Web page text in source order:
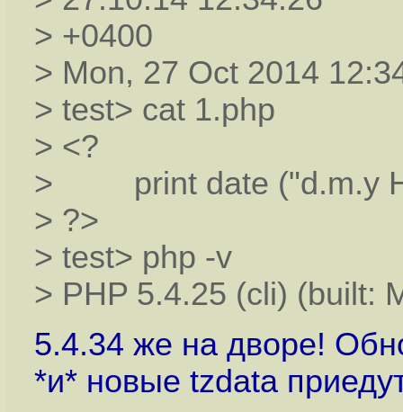
> +0400
> Mon, 27 Oct 2014
> test> cat 1.php
> <?
> print date ("d.m.y
> ?>
> test> php -v
> PHP 5.4.25 (cli) (built:
5.4.34 же на дворе!
*и* новые tzdata